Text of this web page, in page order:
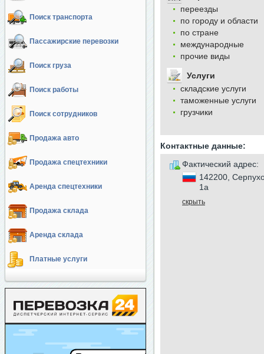
Поиск транспорта
Пассажирские перевозки
Поиск груза
Поиск работы
Поиск сотрудников
Продажа авто
Продажа спецтехники
Аренда спецтехники
Продажа склада
Аренда склада
Платные услуги
переезды
по городу и области
по стране
международные
прочие виды
Услуги
складские услуги
таможенные услуги
грузчики
Контактные данные:
Фактический адрес:
142200,
1а
скрыть